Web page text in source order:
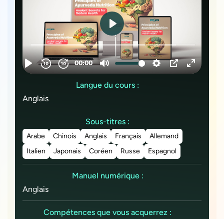
Langue du cours :
Anglais
Sous-titres :
Arabe Chinois Anglais Français
Allemand
Italien
Japonais Coréen Russe Espagnol
Manuel numérique :
Anglais
Compétences que vous acquerrez :